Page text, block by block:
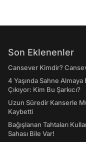
Son Eklenenler
Cansever Kimdir?
4 Yaşında Sahne Almaya
Çıkıyor: Kim Bu Şarkıcı?
Uzun Süredir Kanserle
Kaybetti
Bağışlanan Tahtaları
Sahası Bile Var!